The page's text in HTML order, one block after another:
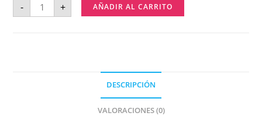
- + AÑADIR AL CARRITO
DESCRIPCIÓN
VALORACIONES (0)